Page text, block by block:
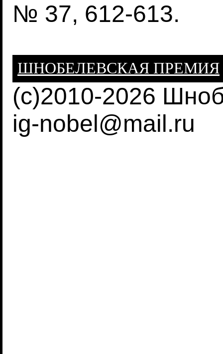
№ 37, 612-613.
ШНОБЕЛЕВСКАЯ ПРЕМИЯ
(c)2010-2026
ig-nobel@mail.ru